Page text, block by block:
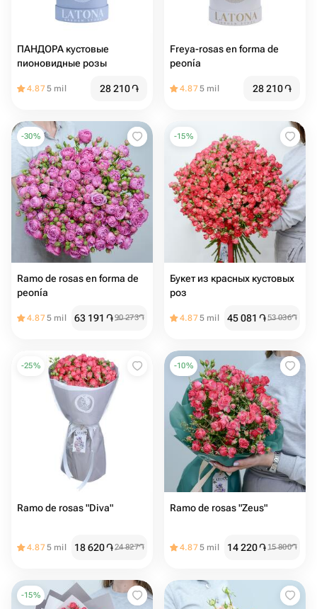
ПАНДОРА кустовые
пионовидные розы
4.875 mil 28 210֏
Freya-rosas en forma de
peonía
4.875 mil 28 210֏
-30%
Ramo de rosas en forma de
peonía
4.875 mil 63 191 ֏90 273֏
-15%
Букет из красных кустовых
роз
4.875 mil 45 081 ֏53 036֏
-25%
Ramo de rosas "Diva"
4.875 mil 18 620֏24 827֏
-10%
Ramo de rosas "Zeus"
4.875 mil 14 220֏15 800֏
-15%